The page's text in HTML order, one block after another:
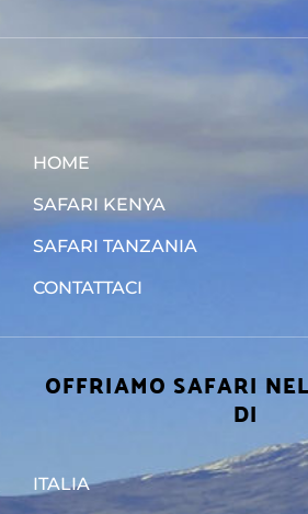
HOME
SAFARI KENYA
SAFARI TANZANIA
CONTATTACI
OFFRIAMO SAFARI
DI
ITALIA